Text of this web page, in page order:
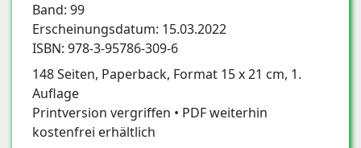
Band: 99
Erscheinungsdatum: 15.03.2022
ISBN: 978-3-95786-309-6
148 Seiten, Paperback, Format 15 x 21 cm, 1.
Auflage
Printversion vergriffen • PDF weiterhin
kostenfrei erhältlich